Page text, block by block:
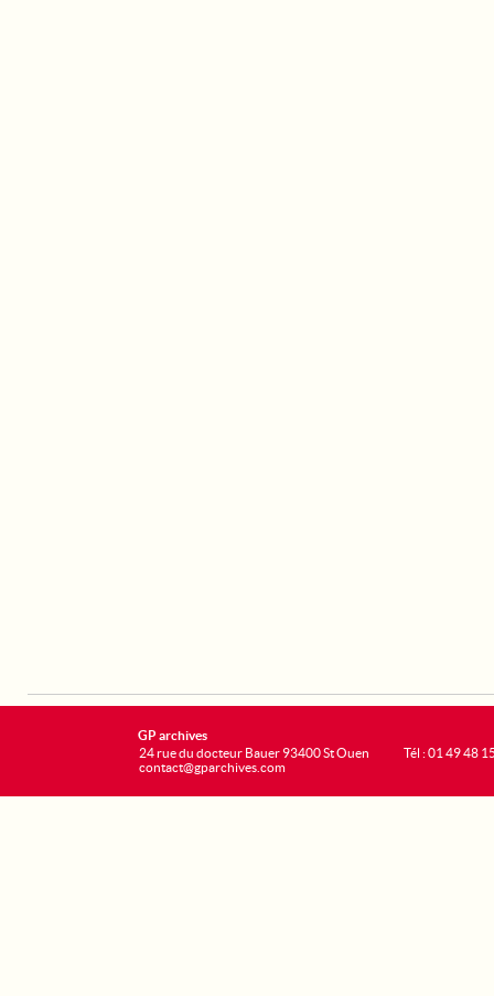
GP archives
24 rue du docteur Bauer 93400 St Ouen
contact@gparchives.com
Tél : 01 49 48